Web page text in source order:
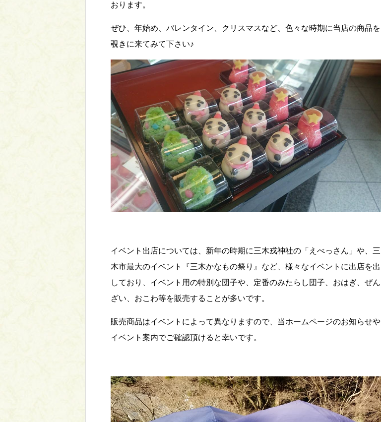
おります。
ぜひ、年始め、バレンタイン、クリスマスなど、色々な時期に当店の商品を
覗きに来てみて下さい♪
イベント出店については、新年の時期に三木戎神社の「えべっさん」や、三
木市最大のイベント『三木かなもの祭り』など、様々なイベントに出店を出
しており、イベント用の特別な団子や、定番のみたらし団子、おはぎ、ぜん
ざい、おこわ等を販売することが多いです。
販売商品はイベントによって異なりますので、当ホームページのお知らせや
イベント案内でご確認頂けると幸いです。